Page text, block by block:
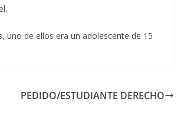
uno de ellos era un adolescente de 15
PEDIDO/ESTUDIANTE DERECHO